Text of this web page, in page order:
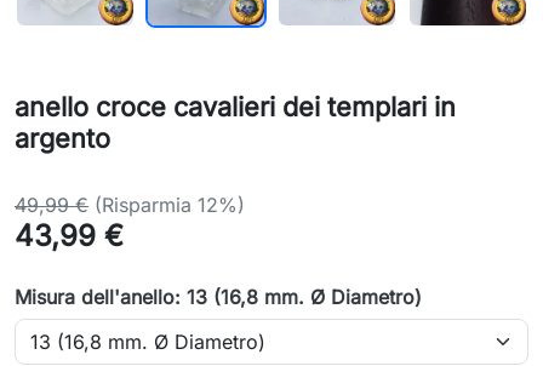
anello croce cavalieri dei templari in
argento
49,99 € (Risparmia 12%)
43,99 €
Misura dell'anello: 13 (16,8 mm. Ø Diametro)